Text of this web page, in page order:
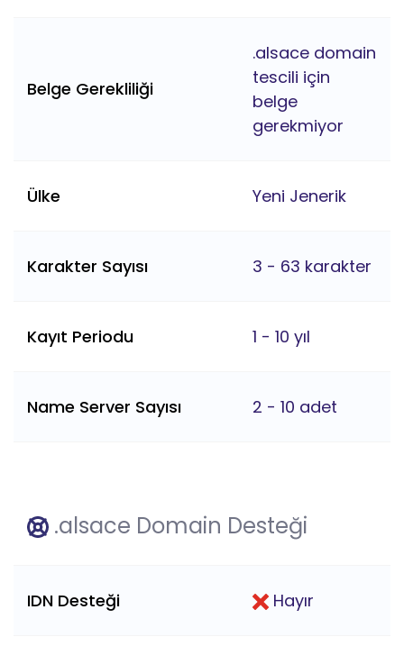
Belge Gerekliliği
.alsace domain
tescili için
belge
gerekmiyor
Ülke Yeni Jenerik
Karakter Sayısı 3 - 63 karakter
Kayıt Periodu 1 - 10 yıl
Name Server Sayısı 2 - 10 adet
.alsace Domain Desteği
IDN Desteği Hayır